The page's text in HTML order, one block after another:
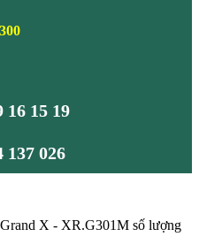
15 19
026
X - XR.G301M số lượng